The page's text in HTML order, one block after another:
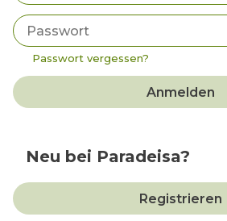
Passwort vergessen?
Anmelden
Neu bei Paradeisa?
Registrieren